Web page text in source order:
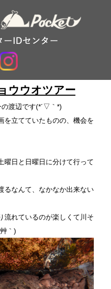
ウウオツアー
渡辺です(*´▽｀*)
を立てていたものの、機会を
曜日と日曜日に分けて行って
るなんて、なかなか出来ない
流れているのが楽しくて川そ
｀)